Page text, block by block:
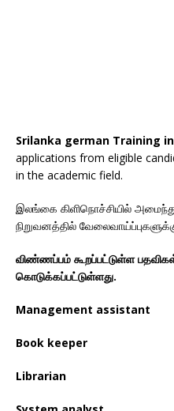
Srilanka german Training
applications from eligible
in the academic field.
இலங்கை கிளிநொச்சியில்
நிறுவனத்தில்
விண்ணப்பம் கூறப்பட்டுள்ள
கொடுக்கப்பட்டுள்ளது.
Management assistant
Book keeper
Librarian